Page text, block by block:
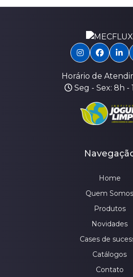
Horário de
Seg - Sex: 8h -
Home
Quem Somos
Produtos
Novidades
Cases de
Catálogos
Contato